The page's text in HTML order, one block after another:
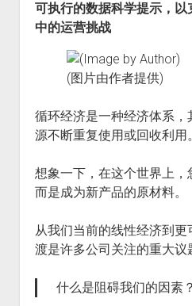
涨姿
技术控
热门事
福利福
电影推
音乐推
关于四
算娘区块
可执行的数据科学提示，
中的运营挑战
(图片由作者提供)
循环经济是一种经济体系
源不断重复使用或回收利用。
想象一下，在这个世界上，
而是成为新产品的原材料。
从我们当前的线性经济到
渡是许多公司关注的重大议
什么是阻碍我们的因素？